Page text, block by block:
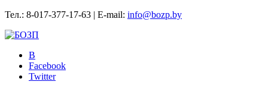
Тел.: 8-017-377-17-63 | E-mail: info@bozp.by
B
Facebook
Twitter